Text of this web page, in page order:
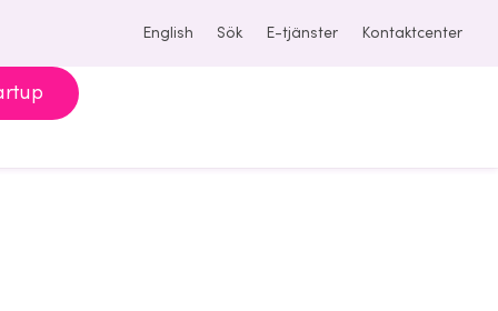
English Sök E-tjänster Kontaktcenter